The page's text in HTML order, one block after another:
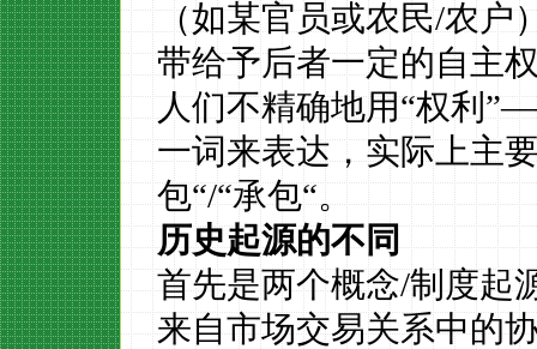
（如某官员或农民/农户
带给予后者一定的自主
人们不精确地用“权利
一词来表达，实际上主
包“/“承包“。
历史起源的不同
首先是两个概念/制度起
来自市场交易关系中的